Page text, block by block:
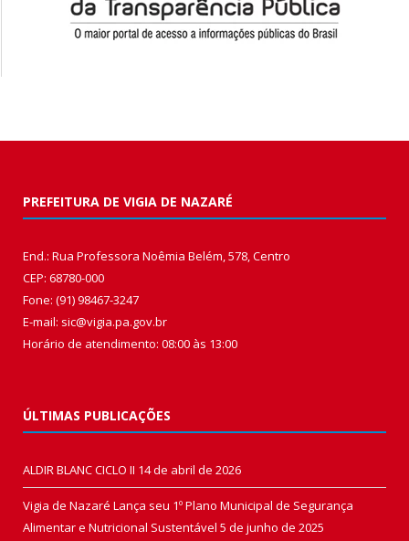
PREFEITURA DE VIGIA DE NAZARÉ
End.: Rua Professora Noêmia Belém, 578, Centro
CEP: 68780-000
Fone: (91) 98467-3247
E-mail: sic@vigia.pa.gov.br
Horário de atendimento: 08:00 às 13:00
ÚLTIMAS PUBLICAÇÕES
ALDIR BLANC CICLO II 14 de abril de 2026
Vigia de Nazaré Lança seu 1º Plano Municipal de Segurança
Alimentar e Nutricional Sustentável 5 de junho de 2025